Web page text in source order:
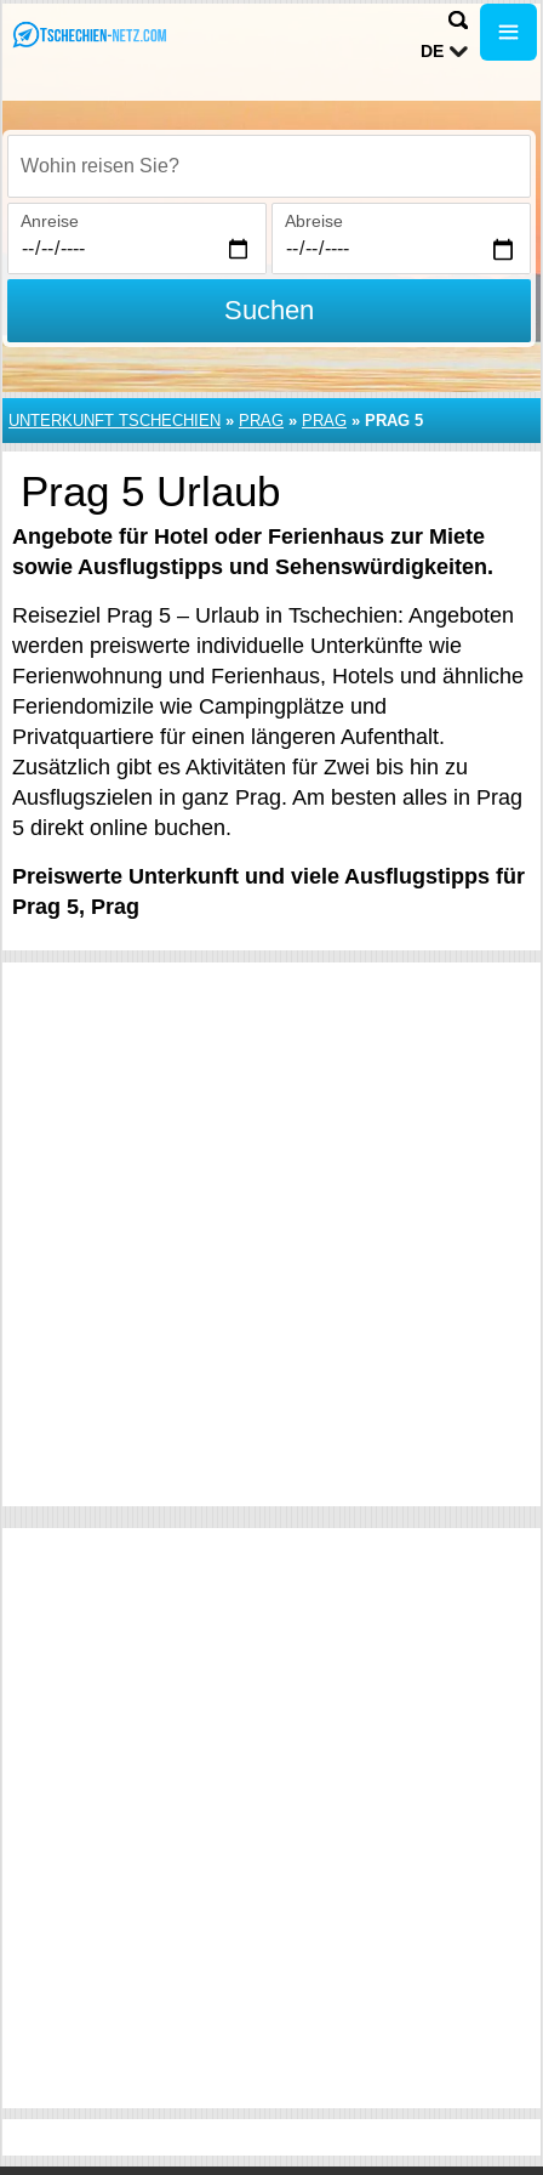
DE
Wohin reisen Sie?
Anreise Abreise
Suchen
UNTERKUNFT TSCHECHIEN » PRAG » PRAG » PRAG 5
Prag 5 Urlaub
Angebote für Hotel oder Ferienhaus zur Miete
sowie Ausflugstipps und Sehenswürdigkeiten.
Reiseziel Prag 5 – Urlaub in Tschechien: Angeboten
werden preiswerte individuelle Unterkünfte wie
Ferienwohnung und Ferienhaus, Hotels und ähnliche
Feriendomizile wie Campingplätze und
Privatquartiere für einen längeren Aufenthalt.
Zusätzlich gibt es Aktivitäten für Zwei bis hin zu
Ausflugszielen in ganz Prag. Am besten alles in Prag
5 direkt online buchen.
Preiswerte Unterkunft und viele Ausflugstipps für
Prag 5, Prag